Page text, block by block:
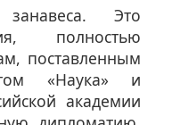
Это
полностью
поставленным
«Наука» и
академии